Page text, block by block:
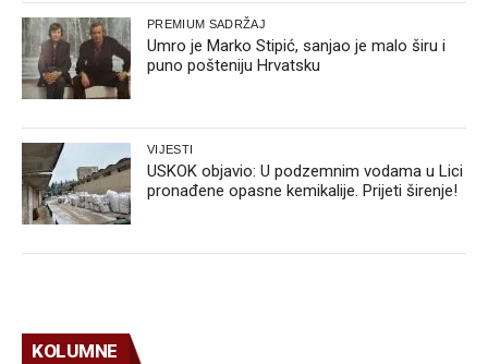
PREMIUM SADRŽAJ
Umro je Marko Stipić, sanjao je malo širu i
puno pošteniju Hrvatsku
VIJESTI
USKOK objavio: U podzemnim vodama u Lici
pronađene opasne kemikalije. Prijeti širenje!
KOLUMNE